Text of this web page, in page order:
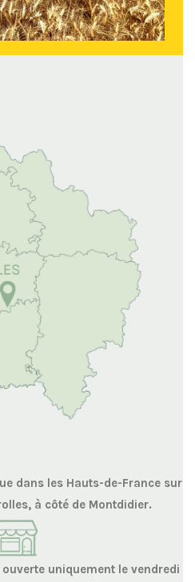
dans les Hauts-de-France sur
à côté de Montdidier.
uniquement le vendredi